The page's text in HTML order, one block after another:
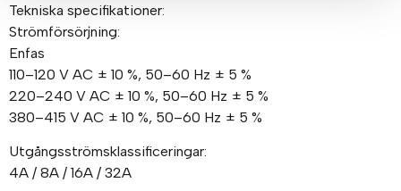
Tekniska specifikationer:
Strömförsörjning:
Enfas
110–120 V AC ± 10 %, 50–60 Hz ± 5 %
220–240 V AC ± 10 %, 50–60 Hz ± 5 %
380–415 V AC ± 10 %, 50–60 Hz ± 5 %
Utgångsströmsklassificeringar:
4A / 8A / 16A / 32A